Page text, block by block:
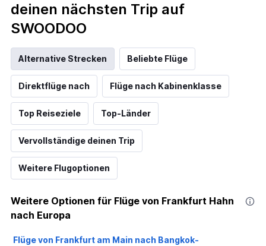
deinen nächsten Trip auf
SWOODOO
Alternative Strecken Beliebte Flüge
Direktflüge nach Flüge nach Kabinenklasse
Top Reiseziele Top-Länder
Vervollständige deinen Trip
Weitere Flugoptionen
Weitere Optionen für Flüge von Frankfurt Hahn
nach Europa
Flüge von Frankfurt am Main nach Bangkok-